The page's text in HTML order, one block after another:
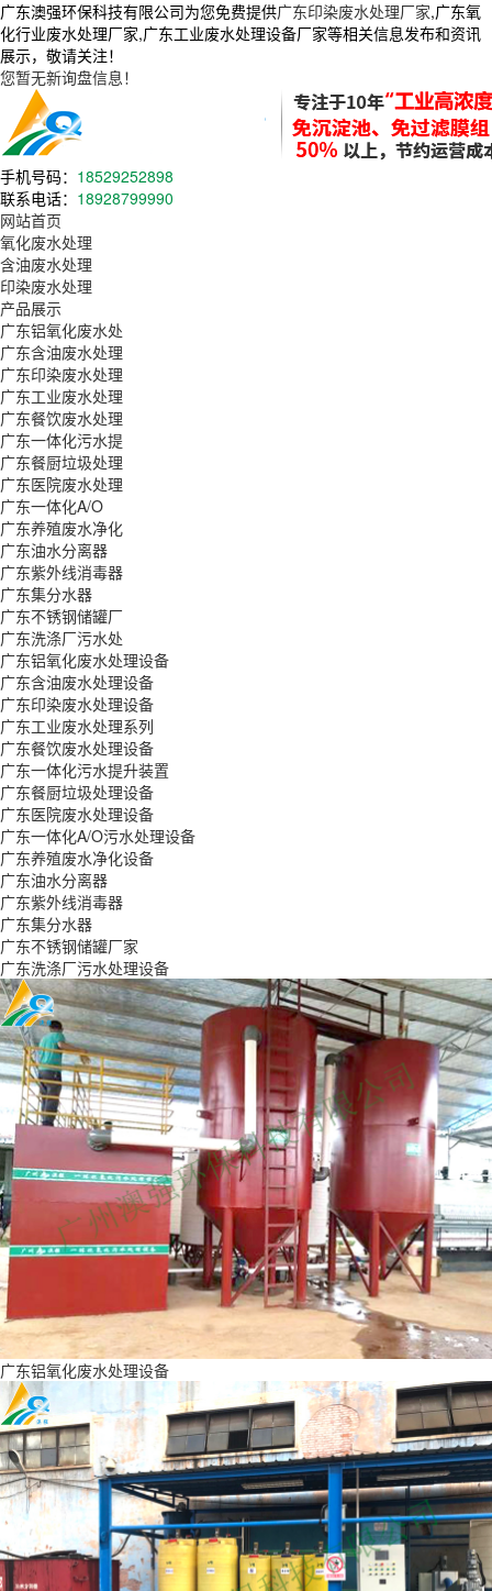
广东澳强环保科技有限公司为您免费提供广东印染废水处理厂家,广东氧
化行业废水处理厂家,广东工业废水处理设备厂家等相关信息发布和资讯
展示，敬请关注！
您暂无新询盘信息！
手机号码： 18529252898
联系电话： 18928799990
网站首页
氧化废水处理
含油废水处理
印染废水处理
产品展示
广东铝氧化废水处
广东含油废水处理
广东印染废水处理
广东工业废水处理
广东餐饮废水处理
广东一体化污水提
广东餐厨垃圾处理
广东医院废水处理
广东一体化A/O
广东养殖废水净化
广东油水分离器
广东紫外线消毒器
广东集分水器
广东不锈钢储罐厂
广东洗涤厂污水处
广东铝氧化废水处理设备
广东含油废水处理设备
广东印染废水处理设备
广东工业废水处理系列
广东餐饮废水处理设备
广东一体化污水提升装置
广东餐厨垃圾处理设备
广东医院废水处理设备
广东一体化A/O污水处理设备
广东养殖废水净化设备
广东油水分离器
广东紫外线消毒器
广东集分水器
广东不锈钢储罐厂家
广东洗涤厂污水处理设备
广东铝氧化废水处理设备